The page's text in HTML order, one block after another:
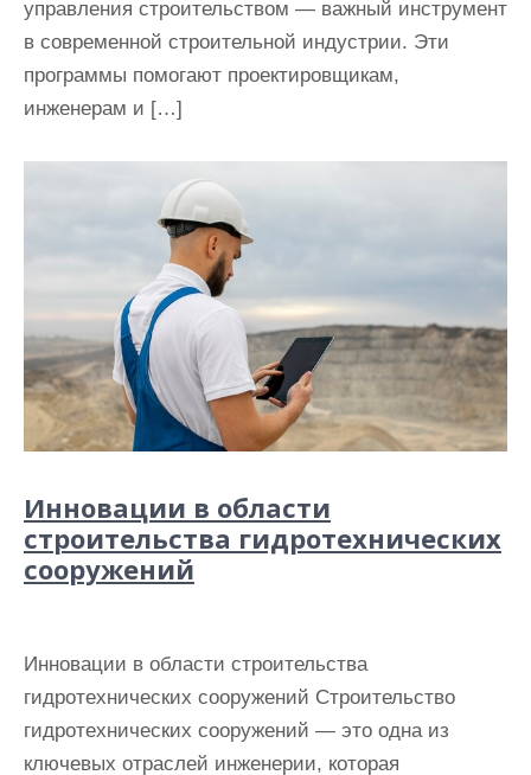
управления строительством — важный инструмент
в современной строительной индустрии. Эти
программы помогают проектировщикам,
инженерам и […]
Инновации в области
строительства гидротехнических
сооружений
Инновации в области строительства
гидротехнических сооружений Строительство
гидротехнических сооружений — это одна из
ключевых отраслей инженерии, которая